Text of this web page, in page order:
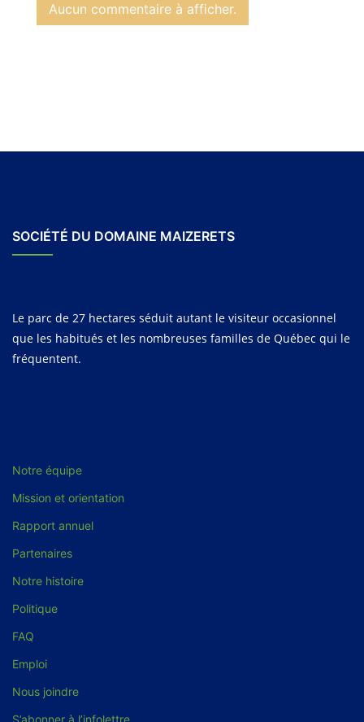
Aucun commentaire à afficher.
SOCIÉTÉ DU DOMAINE MAIZERETS
Le parc de 27 hectares séduit autant le visiteur occasionnel
que les habitués et les nombreuses familles de Québec qui le
fréquentent.
Notre équipe
Mission et orientation
Rapport annuel
Partenaires
Notre histoire
Politique
FAQ
Emploi
Nous joindre
S’abonner à l’infolettre